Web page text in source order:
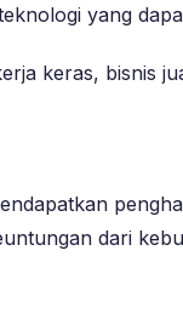
yang
keras, bisnis
dari